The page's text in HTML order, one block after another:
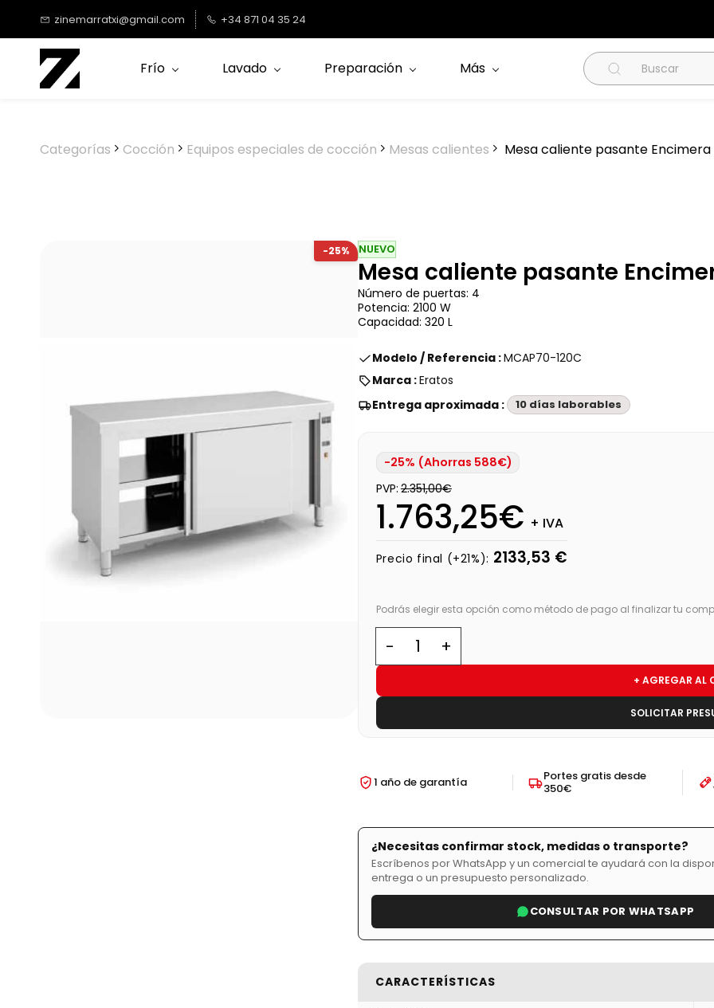
contenido
principal
zinemarratxi@gmail.com +34 871 04 35 24
Frío Lavado Preparación Más
Categorías Cocción Equipos especiales de cocción Mesas calientes Mesa caliente pasante Encimera
-25% NUEVO
Mesa caliente pasante
Número de puertas: 4
Potencia: 2100 W
Capacidad: 320 L
Modelo / Referencia :MCAP70-120C
Marca :Eratos
Entrega aproximada :
10 días laborables
-25% (Ahorras 588€)
PVP:2.351,00€
1.763,25€ + IVA
Precio final (+21%): 2133,53 €
Podrás elegir esta opción como método de pago al finalizar tu
+ AGREGAR AL
SOLICITAR
1 año de garantía
Portes gratis desde
350€
¿Necesitas confirmar stock, medidas o transporte?
Escríbenos por WhatsApp y un comercial te ayudará con la
entrega o un presupuesto personalizado.
CONSULTAR POR WHATSAPP
CARACTERÍSTICAS